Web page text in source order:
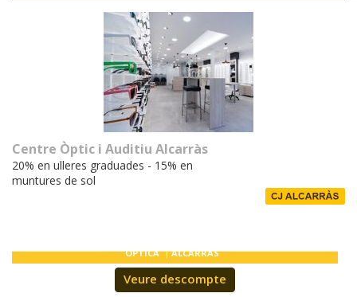
Centre Òptic i Auditiu Alcarràs
20% en ulleres graduades - 15% en
muntures de sol
ÒPTICA ALCARRÀS
Veure descompte